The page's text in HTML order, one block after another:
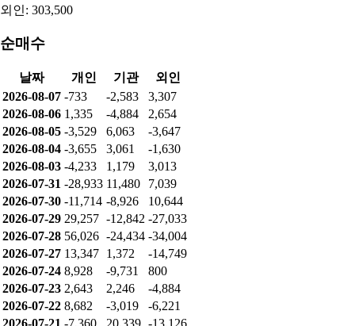
개인: -733
기관: -2,583
외인: 3,307
누적 순매수량
개인: 162,080
기관: -509,478
외인: 303,500
순매수
날짜 개인 기관
외인
2026-08-07 -733 -2,583
3,307
2026-08-06
1,335 -4,884
2,654